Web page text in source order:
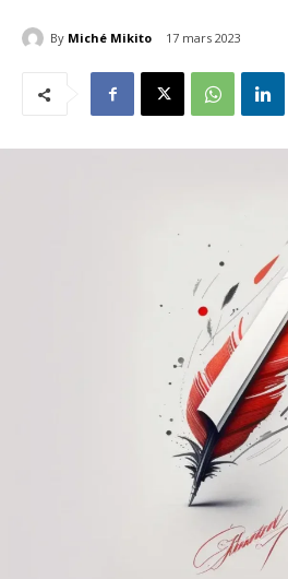
By Miché Mikito 17 mars 2023